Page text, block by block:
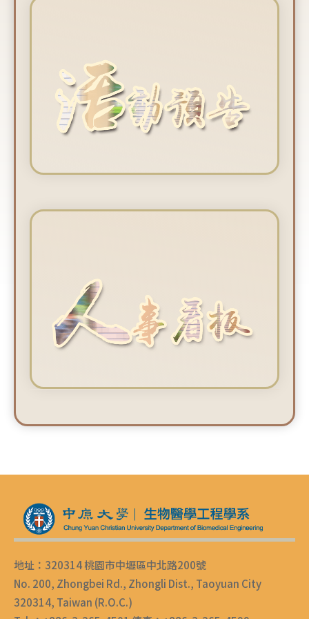
地址：320314 桃園市中壢區中北路200號
No. 200, Zhongbei Rd., Zhongli Dist., Taoyuan City
320314, Taiwan (R.O.C.)